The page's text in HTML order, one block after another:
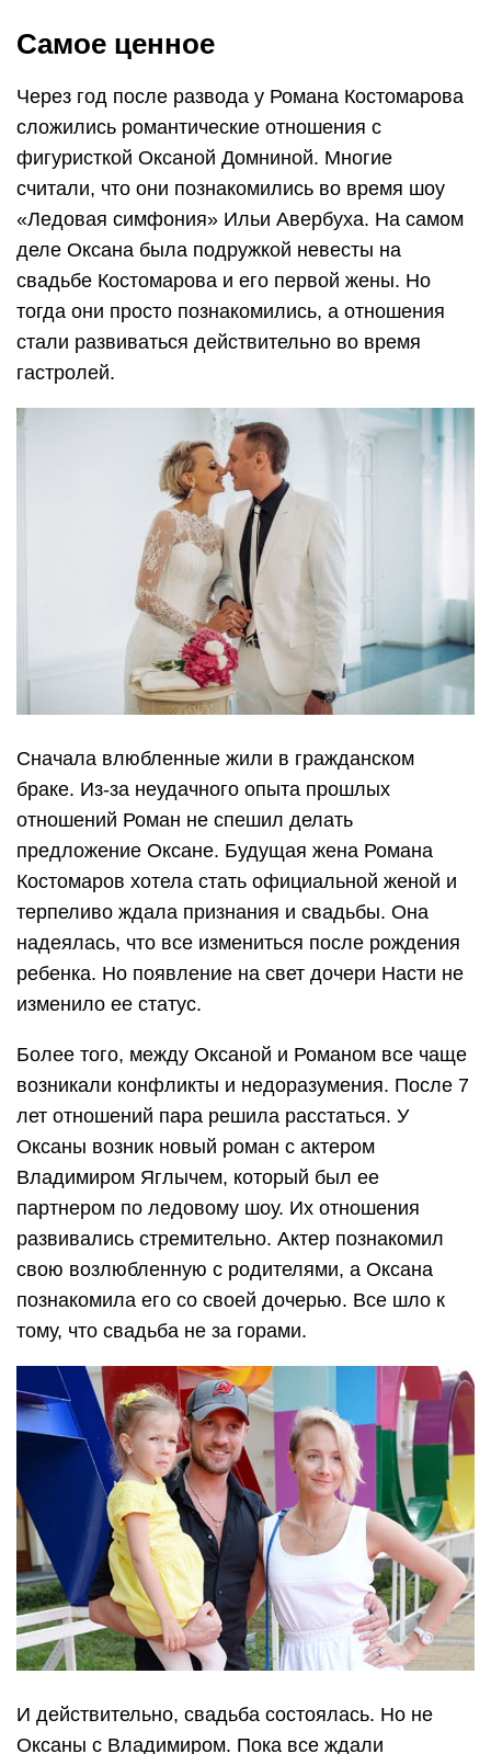
Самое ценное
Через год после развода у Романа Костомарова
сложились романтические отношения с
фигуристкой Оксаной Домниной. Многие
считали, что они познакомились во время шоу
«Ледовая симфония» Ильи Авербуха. На самом
деле Оксана была подружкой невесты на
свадьбе Костомарова и его первой жены. Но
тогда они просто познакомились, а отношения
стали развиваться действительно во время
гастролей.
Сначала влюбленные жили в гражданском
браке. Из-за неудачного опыта прошлых
отношений Роман не спешил делать
предложение Оксане. Будущая жена Романа
Костомаров хотела стать официальной женой и
терпеливо ждала признания и свадьбы. Она
надеялась, что все измениться после рождения
ребенка. Но появление на свет дочери Насти не
изменило ее статус.
Более того, между Оксаной и Романом все чаще
возникали конфликты и недоразумения. После 7
лет отношений пара решила расстаться. У
Оксаны возник новый роман с актером
Владимиром Яглычем, который был ее
партнером по ледовому шоу. Их отношения
развивались стремительно. Актер познакомил
свою возлюбленную с родителями, а Оксана
познакомила его со своей дочерью. Все шло к
тому, что свадьба не за горами.
И действительно, свадьба состоялась. Но не
Оксаны с Владимиром. Пока все ждали